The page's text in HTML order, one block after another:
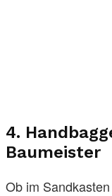
4.
Baumeister
Ob im